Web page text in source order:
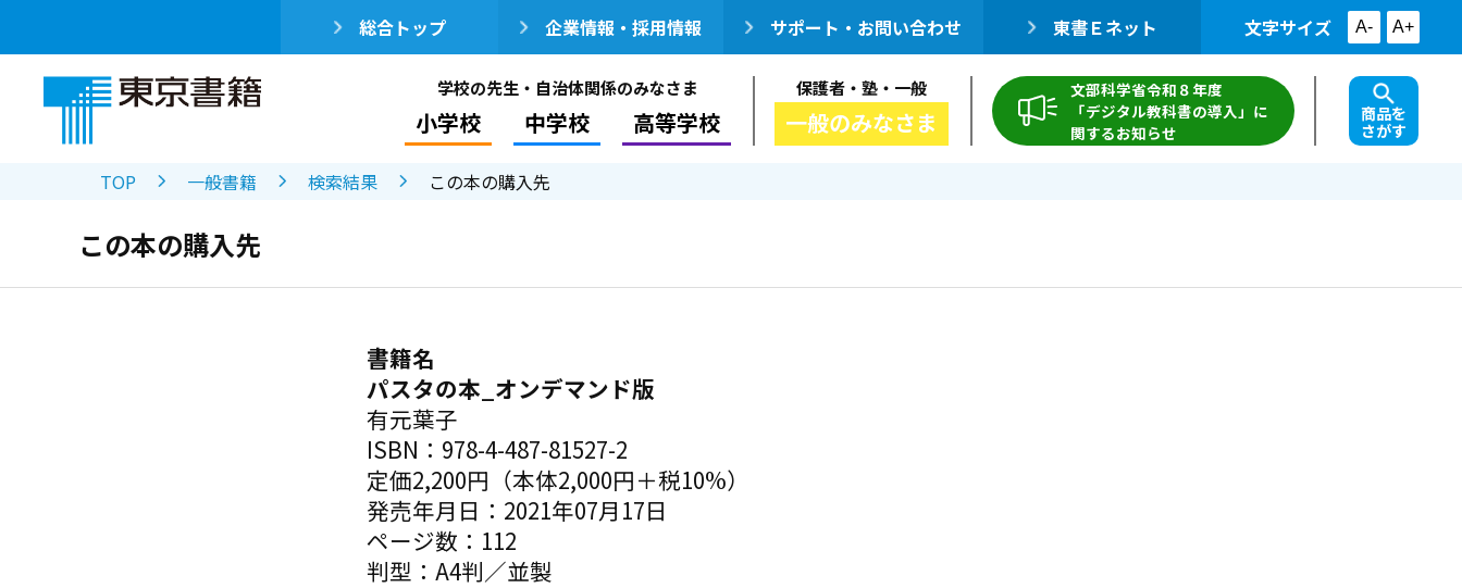
総合トップ 企業情報・採用情報 サポート・お問い合わせ 東書Ｅネット 文字サイズ A- A+
学校の先生・自治体関係のみなさま
小学校 中学校 高等学校
保護者・塾・一般
一般のみなさま
文部科学省令和８年度
「デジタル教科書の導入」に
関するお知らせ
商品を
さがす
TOP 一般書籍 検索結果 この本の購入先
この本の購入先
書籍名
パスタの本_オンデマンド版
有元葉子
ISBN：978-4-487-81527-2
定価2,200円（本体2,000円＋税10%）
発売年月日：2021年07月17日
ページ数：112
判型：A4判／並製